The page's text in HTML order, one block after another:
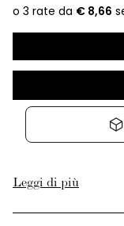
Leggi di più